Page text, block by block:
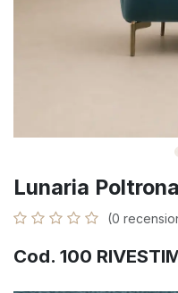
Lunaria Poltrona
(0
Cod. 100